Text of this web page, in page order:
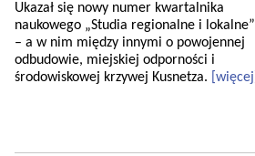
Ukazał się nowy numer kwartalnika
naukowego „Studia regionalne i lokalne”
– a w nim między innymi o powojennej
odbudowie, miejskiej odporności i
środowiskowej krzywej Kusnetza.
[więcej]